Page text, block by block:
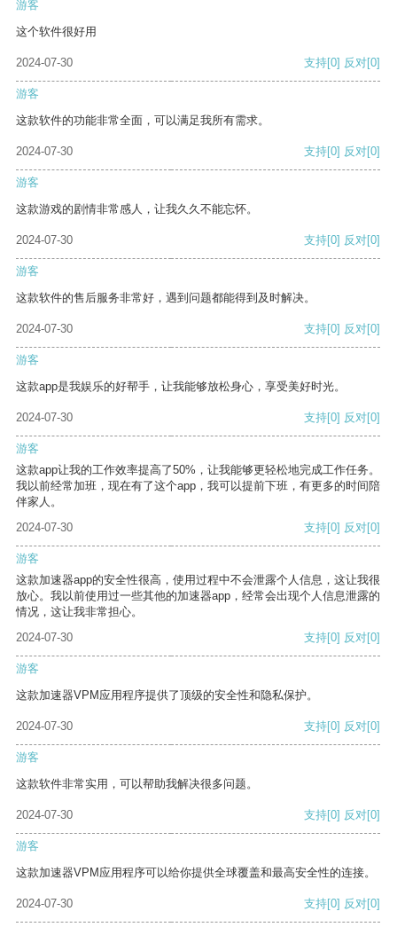
游客
这个软件很好用
2024-07-30 支持[0] 反对[0]
游客
这款软件的功能非常全面，可以满足我所有需求。
2024-07-30 支持[0] 反对[0]
游客
这款游戏的剧情非常感人，让我久久不能忘怀。
2024-07-30 支持[0] 反对[0]
游客
这款软件的售后服务非常好，遇到问题都能得到及时解决。
2024-07-30 支持[0] 反对[0]
游客
这款app是我娱乐的好帮手，让我能够放松身心，享受美好时光。
2024-07-30 支持[0] 反对[0]
游客
这款app让我的工作效率提高了50%，让我能够更轻松地完成工作任务。
我以前经常加班，现在有了这个app，我可以提前下班，有更多的时间陪
伴家人。
2024-07-30
支持[0] 反对[0]
游客
这款加速器app的安全性很高，使用过程中不会泄露个人信息，这让我很
放心。我以前使用过一些其他的加速器app，经常会出现个人信息泄露的
情况，这让我非常担心。
2024-07-30
支持[0] 反对[0]
游客
这款加速器VPM应用程序提供了顶级的安全性和隐私保护。
2024-07-30 支持[0] 反对[0]
游客
这款软件非常实用，可以帮助我解决很多问题。
2024-07-30 支持[0] 反对[0]
游客
这款加速器VPM应用程序可以给你提供全球覆盖和最高安全性的连接。
2024-07-30 支持[0] 反对[0]